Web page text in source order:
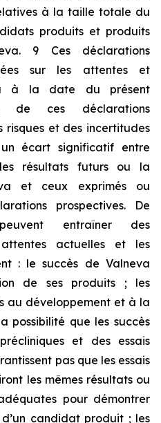
à la taille totale du
produits et produits
9 Ces déclarations
sur les attentes et
à la date du présent
de ces déclarations
risques et des incertitudes
un écart significatif entre
résultats futurs ou la
et ceux exprimés ou
prospectives. De
entraîner des
actuelles et les
: le succès de Valneva
de ses produits ; les
au développement et à la
possibilité que les succès
et des essais
pas que les essais
les mêmes résultats ou
pour démontrer
candidat produit ; les